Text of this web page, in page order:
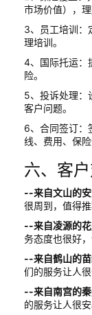
市场价值），理
3、员工培训：
理培训。
4、国际托运：
险。
5、投诉处理：
客户问题。
6、合同签订：
线、费用、保险
六、客
--来自文山的安
很周到，值得推
--来自凌源的花
务态度也很好，
--来自鹤山的苗
们的服务让人很
--来自南宫的秦
的服务让人很安